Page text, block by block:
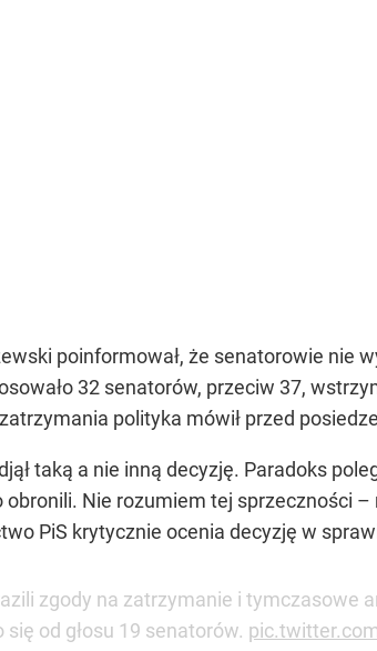
poinformował, że senatorowie
32 senatorów, przeciw 37,
polityka mówił przed
taką a nie inną decyzję. Paradoks
Nie rozumiem tej sprzeczności
PiS krytycznie ocenia decyzję w
zgody na zatrzymanie i tymczasowe
od głosu 19 senatorów.